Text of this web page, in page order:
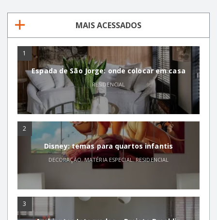
MAIS ACESSADOS
1
Espada de São Jorge: onde colocar em casa
RESIDENCIAL
2
Disney: temas para quartos infantis
DECORAÇÃO,MATÉRIA ESPECIAL,RESIDENCIAL
3